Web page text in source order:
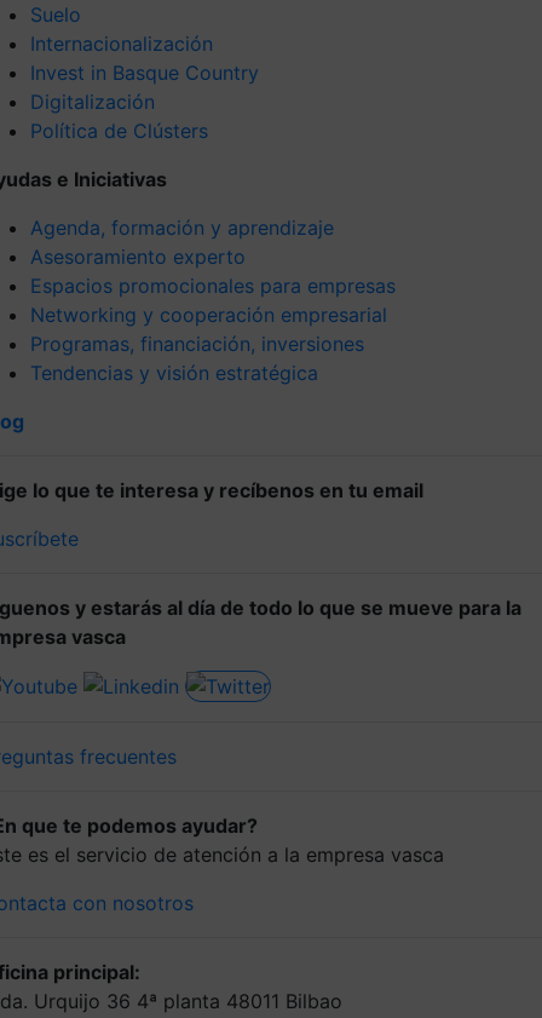
Suelo
Internacionalización
Invest in Basque Country
Digitalización
Política de Clústers
e Iniciativas
Agenda, formación y aprendizaje
Asesoramiento experto
Espacios promocionales para empresas
Networking y cooperación empresarial
Programas, financiación, inversiones
Tendencias y visión estratégica
lo que te interesa y recíbenos en tu email
y estarás al día de todo lo que se mueve para la
vasca
frecuentes
que te podemos ayudar?
es el servicio de atención a la empresa vasca
con nosotros
principal:
Urquijo 36 4ª planta 48011 Bilbao